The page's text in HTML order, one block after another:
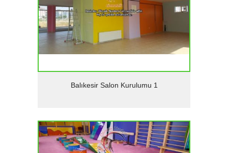
Detaylar
Balıkesir Salon Kurulumu 1